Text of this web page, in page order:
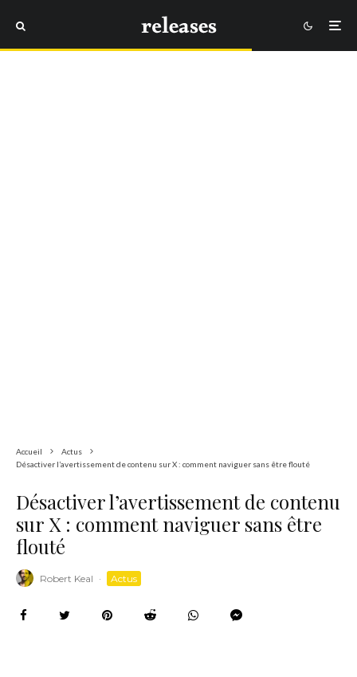
Accueil
Actus
Désactiver l’avertissement de contenu sur X : comment naviguer sans être flouté
Désactiver l’avertissement de contenu
sur X : comment naviguer sans être
flouté
Robert Keal · Actus